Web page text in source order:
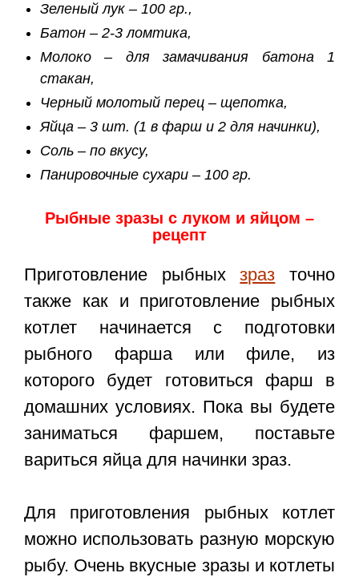
Зеленый лук – 100 гр.,
Батон – 2-3 ломтика,
Молоко – для замачивания батона 1
стакан,
Черный молотый перец – щепотка,
Яйца – 3 шт. (1 в фарш и 2 для начинки),
Соль – по вкусу,
Панировочные сухари – 100 гр.
Рыбные зразы с луком и яйцом –
рецепт
Приготовление рыбныхзраз точно
также как и приготовление рыбных
котлет начинается с подготовки
рыбного фарша или филе, из
которого будет готовиться фарш в
домашних условиях. Пока вы будете
заниматься фаршем, поставьте
вариться яйца для начинки зраз.
Для приготовления рыбных котлет
можно использовать разную морскую
рыбу. Очень вкусные зразы и котлеты